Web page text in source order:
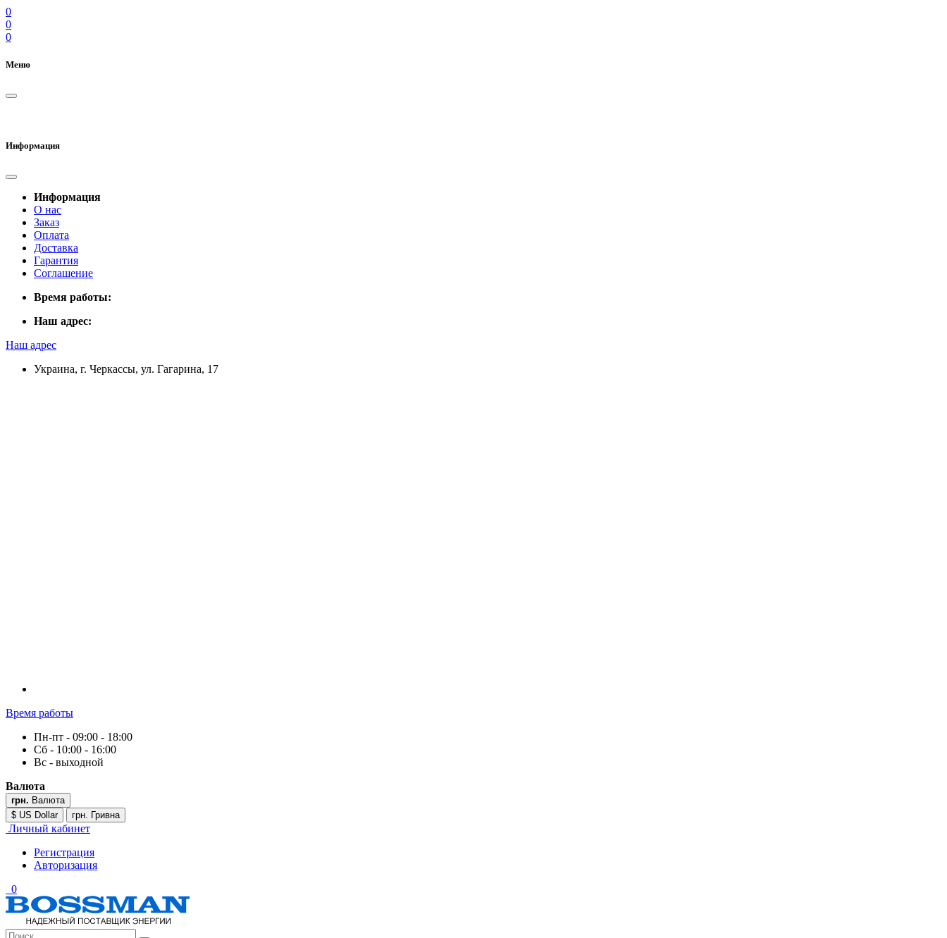
0
0
0
Меню
Информация
Информация
О нас
Заказ
Оплата
Доставка
Гарантия
Соглашение
Время работы:
Наш адрес:
Наш адрес
Украина, г. Черкассы, ул. Гагарина, 17
Время работы
Пн-пт - 09:00 - 18:00
Сб - 10:00 - 16:00
Вс - выходной
Валюта
грн. Валюта
$ US Dollar
грн. Гривна
Личный кабинет
Регистрация
Авторизация
0